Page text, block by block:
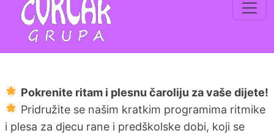
Pokrenite ritam i plesnu čaroliju za vaše dijete!
Pridružite se našim kratkim programima ritmike
i plesa za djecu rane i predškolske dobi, koji se